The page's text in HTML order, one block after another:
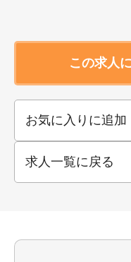
この求人
お気に入りに追加
求人一覧に戻る